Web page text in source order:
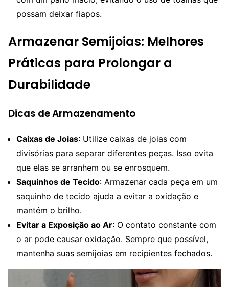
possam deixar fiapos.
Armazenar Semijoias: Melhores
Práticas para Prolongar a
Durabilidade
Dicas de Armazenamento
Caixas de Joias: Utilize caixas de joias com
divisórias para separar diferentes peças. Isso evita
que elas se arranhem ou se enrosquem.
Saquinhos de Tecido: Armazenar cada peça em um
saquinho de tecido ajuda a evitar a oxidação e
mantém o brilho.
Evitar a Exposição ao Ar: O contato constante com
o ar pode causar oxidação. Sempre que possível,
mantenha suas semijoias em recipientes fechados.